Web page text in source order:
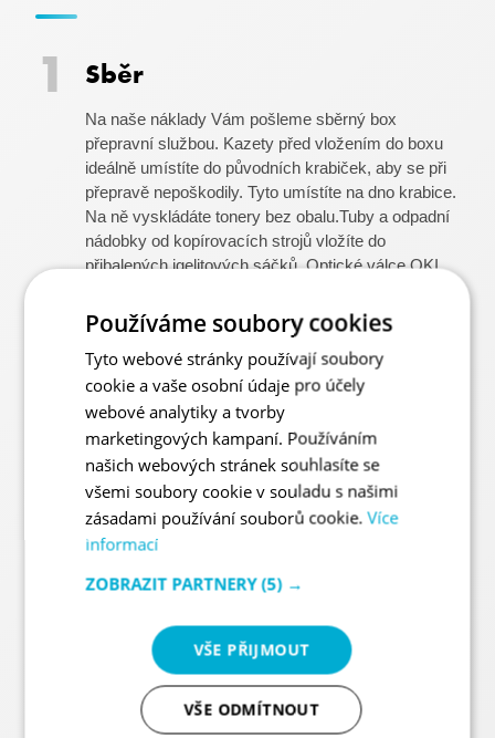
Sběr
Na naše náklady Vám pošleme sběrný box
přepravní službou. Kazety před vložením do boxu
ideálně umístíte do původních krabiček, aby se při
přepravě nepoškodily. Tyto umístíte na dno krabice.
Na ně vyskládáte tonery bez obalu.Tuby a odpadní
nádobky od kopírovacích strojů vložíte do
přibalených igelitových sáčků. Optické válce OKI
ochranným krytem.
Přeprava
Přepravní firma nám je následně odveze k
recyklaci. Na místě Vám zůstane nový prázdný
sběrný box na další kazety.
Třídění
Tonery roztřídíme podle toho, co lze vykoupit,
Znovupoužití
Renovované tonery pošleme k dalšímu naplnění
Používáme soubory cookies
Tyto webové stránky používají soubory
cookie a vaše osobní údaje pro účely
webové analytiky a tvorby
marketingových kampaní. Používáním
našich webových stránek souhlasíte se
všemi soubory cookie v souladu s našimi
zásadami používání souborů cookie. Více
informací
ZOBRAZIT PARTNERY (5) →
VŠE PŘIJMOUT
VŠE ODMÍTNOUT